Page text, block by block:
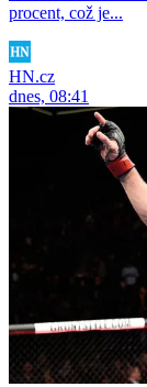
procent, což je...
HN.cz
dnes, 08:41